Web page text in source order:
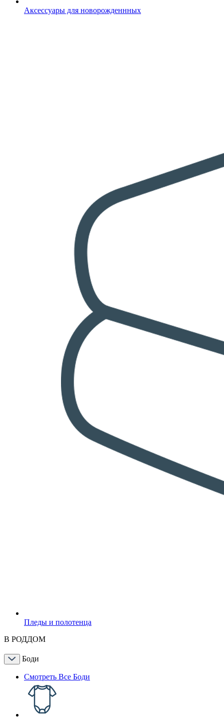
Аксессуары для новорожденнных
Пледы и полотенца
В РОДДОМ
Боди
Смотреть Все Боди